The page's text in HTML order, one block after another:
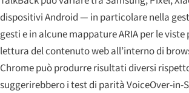
dispositivi Android — in particolare nella
gesti e in alcune mappature ARIA per le
lettura del contenuto web all’interno di
Chrome può produrre risultati diversi
suggerirebbero i test di parità VoiceOver-in-